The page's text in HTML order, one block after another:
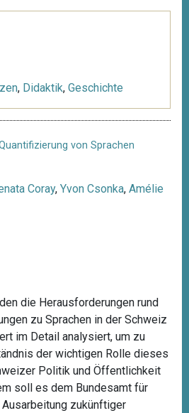
, Didaktik, Geschichte
von Sprachen
Coray, Yvon Csonka, Amélie
die Herausforderungen rund
zu Sprachen in der Schweiz
im Detail analysiert, um zu
der wichtigen Rolle dieses
Politik und Öffentlichkeit
soll es dem Bundesamt für
zukünftiger